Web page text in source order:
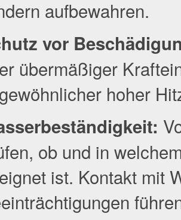
aufbewahren.
vor
übermäßiger
hoher
ob und in
ist. Kontakt mit